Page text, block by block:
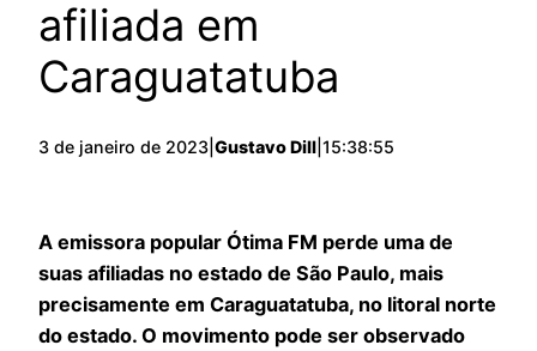
afiliada em
Caraguatatuba
3 de janeiro de 2023 Gustavo Dill 15:38:55
A emissora popular Ótima FM perde uma de
suas afiliadas no estado de São Paulo, mais
precisamente em Caraguatatuba, no litoral norte
do estado. O movimento pode ser observado